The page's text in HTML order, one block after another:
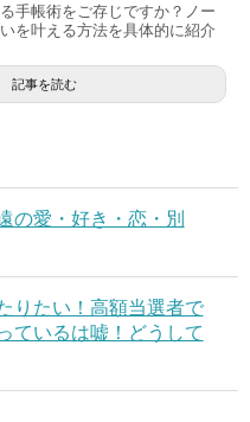
手帳術をご存じですか？ノー
を叶える方法を具体的に紹介
記事を読む
の愛・好き・恋・別
りたい！高額当選者で
ているは嘘！どうして